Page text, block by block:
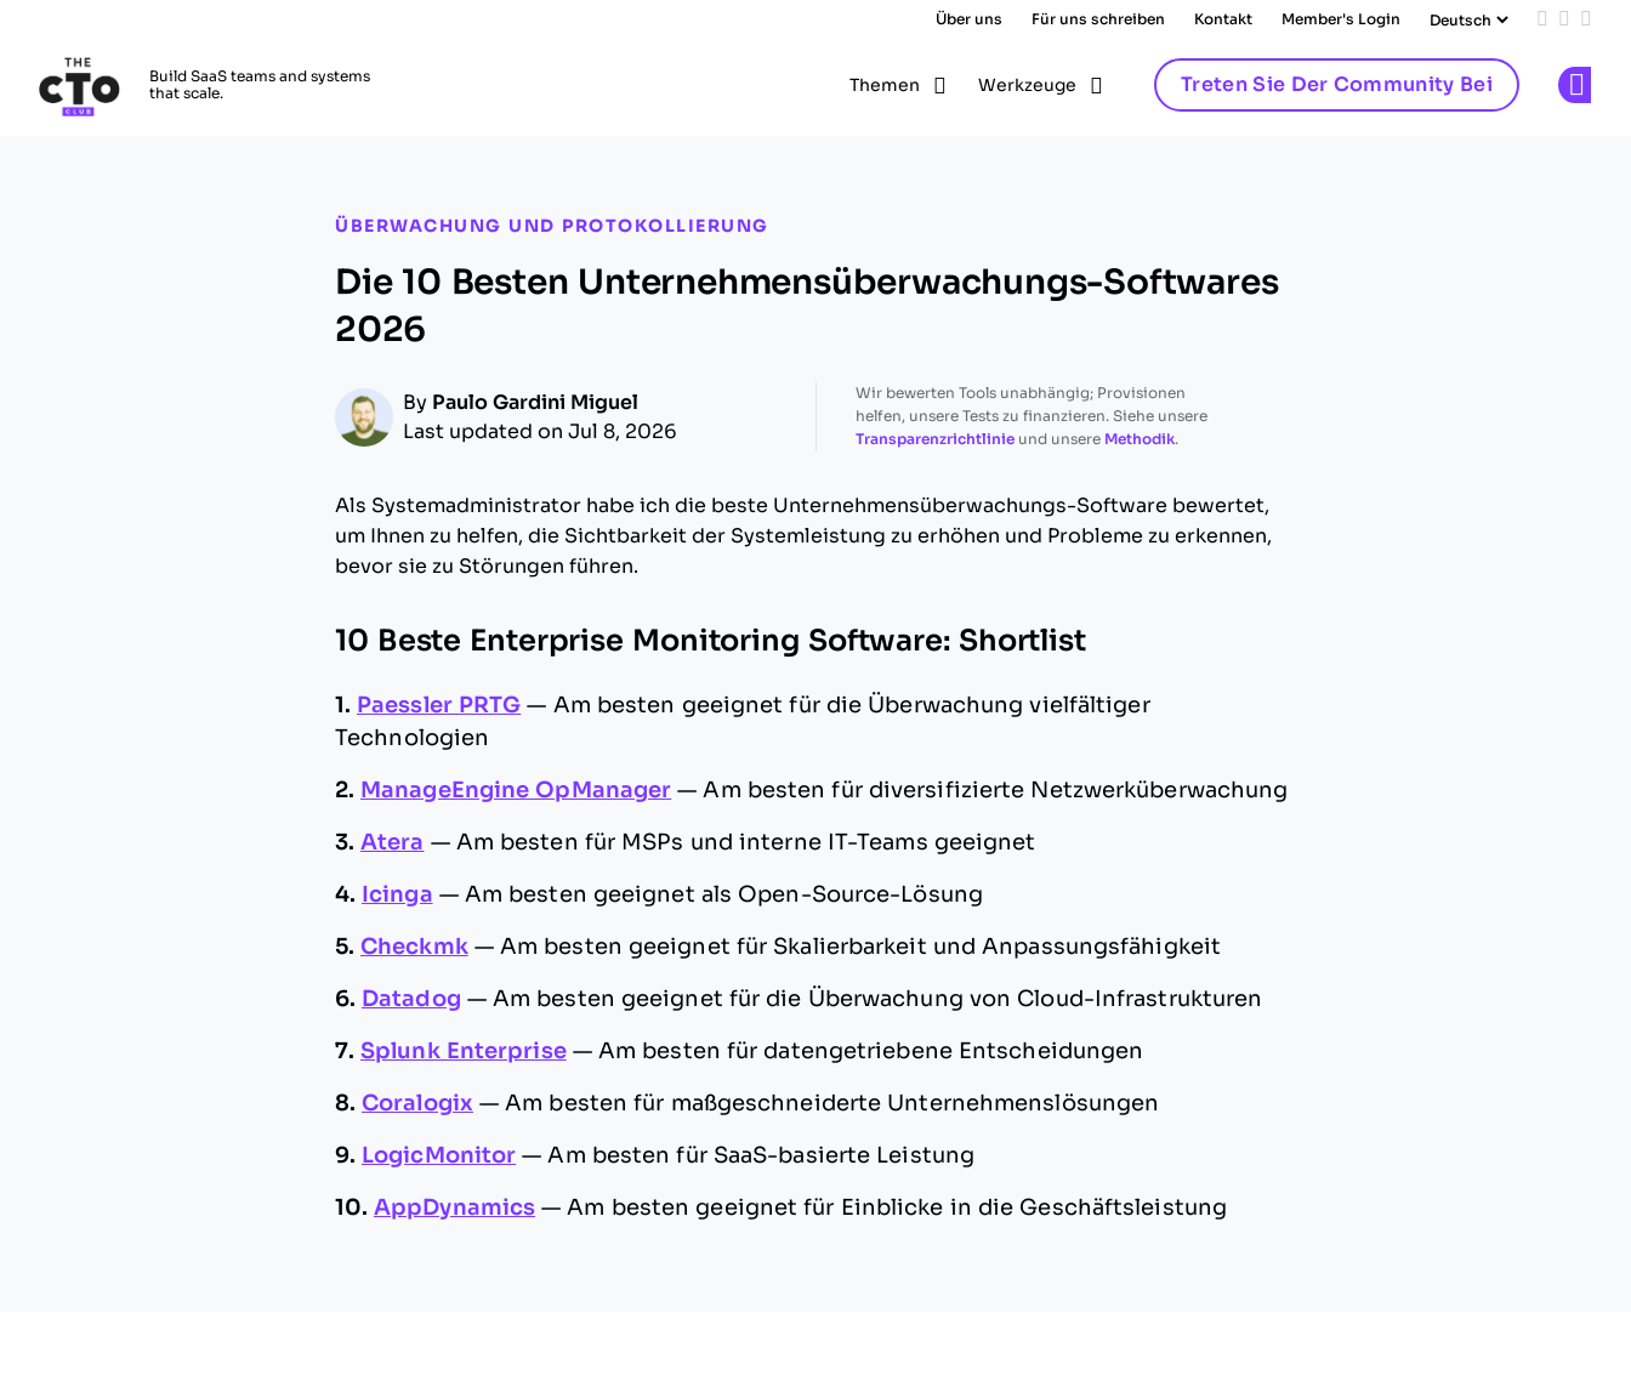
Über uns Für uns schreiben Kontakt Member's Login Add us
Follow
Build SaaS teams and systems
that scale.
Themen Werkzeuge Treten Sie Der Community Bei
ÜBERWACHUNG UND PROTOKOLLIERUNG
Die 10 Besten Unternehmensüberwachungs-Softwares
2026
By Paulo Gardini Miguel
Last updated on Jul 8, 2026
Wir bewerten Tools unabhängig; Provisionen
helfen, unsere Tests zu finanzieren. Siehe unsere
Transparenzrichtlinieund unsere Methodik.
Als Systemadministrator habe ich die beste Unternehmensüberwachungs-Software bewertet,
um Ihnen zu helfen, die Sichtbarkeit der Systemleistung zu erhöhen und Probleme zu erkennen,
bevor sie zu Störungen führen.
10 Beste Enterprise Monitoring Software: Shortlist
1. Paessler PRTG — Am besten geeignet für die Überwachung vielfältiger
Technologien
2. ManageEngine OpManager —Am besten für diversifizierte Netzwerküberwachung
3. Atera — Am besten für MSPs und interne IT-Teams geeignet
4. Icinga — Am besten geeignet als Open-Source-Lösung
5. Checkmk — Am besten geeignet für Skalierbarkeit und Anpassungsfähigkeit
6. Datadog — Am besten geeignet für die Überwachung von Cloud-Infrastrukturen
7. Splunk Enterprise — Am besten für datengetriebene Entscheidungen
8. Coralogix —Am besten für maßgeschneiderte Unternehmenslösungen
9. LogicMonitor —Am besten für SaaS-basierte Leistung
10. AppDynamics —Am besten geeignet für Einblicke in die Geschäftsleistung